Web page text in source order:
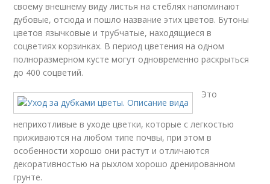
своему внешнему виду листья на стеблях напоминают
дубовые, отсюда и пошло название этих цветов. Бутоны
цветов язычковые и трубчатые, находящиеся в
соцветиях корзинках. В период цветения на одном
полноразмерном кусте могут одновременно раскрыться
до 400 соцветий.
Это
неприхотливые в уходе цветки, которые с легкостью
приживаются на любом типе почвы, при этом в
особенности хорошо они растут и отличаются
декоративностью на рыхлом хорошо дренированном
грунте.